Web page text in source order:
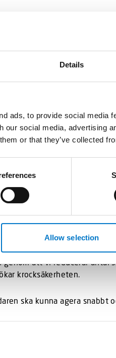
Details
ads, to provide social media
our social media, advertising
or that they’ve collected
Allow selection
IT stöd – Carat
portöppningar och
vi fri väg och underlättar
att vi reducerar antal
krocksäkerheten.
ska kunna agera snabbt